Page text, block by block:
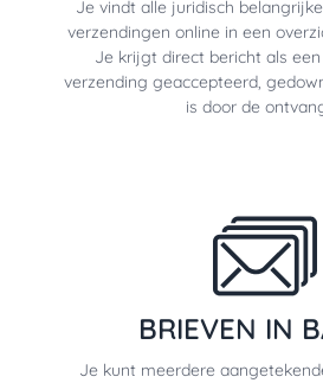
Je vindt alle juridisch
verzendingen online in een
Je krijgt direct bericht als
verzending geaccepteerd,
is door de
BRIEVEN IN
Je kunt meerdere